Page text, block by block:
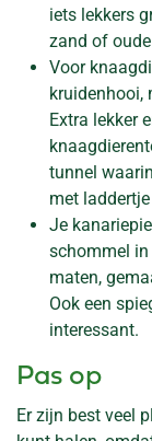
iets lekkers
zand of
Voor
kruidenhooi,
Extra lekker
tunnel
met
Je
schommel in
maten,
Ook een
interessant.
Pas op
Er zijn best veel